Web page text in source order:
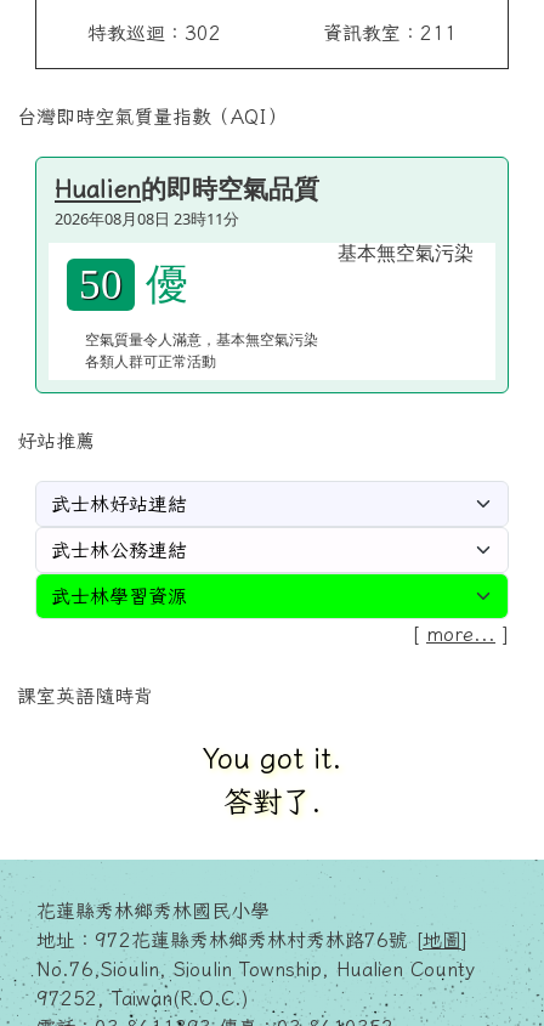
特教巡迴：302 資訊教室：211
台灣即時空氣質量指數（AQI）
Hualien的即時空氣品質
2026年08月08日 23時11分
50 優
空氣質量令人滿意，基本無空氣污染
各類人群可正常活動
好站推薦
[ more... ]
課室英語隨時背
You got it.
答對了.
花蓮縣秀林鄉秀林國民小學
地址：972花蓮縣秀林鄉秀林村秀林路76號 [地圖]
No.76,Sioulin, Sioulin Township, Hualien County
97252, Taiwan(R.O.C.)